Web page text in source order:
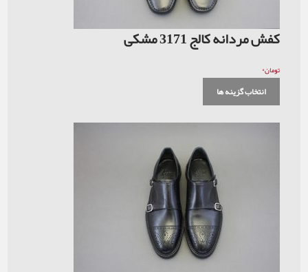
کفش مردانه کالج 3171 مشکی
تومان۰
انتخاب گزینه ها